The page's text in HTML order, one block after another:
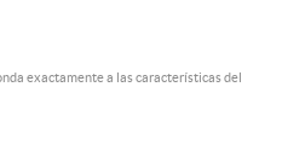
exactamente a las características del